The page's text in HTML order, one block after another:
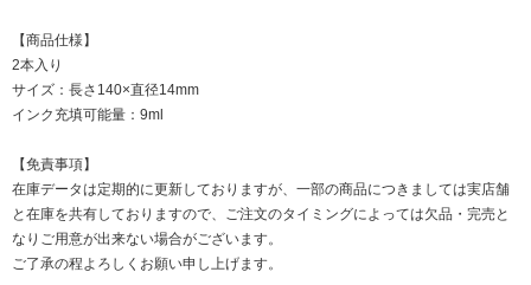
【商品仕様】
2本入り
サイズ：長さ140×直径14mm
インク充填可能量：9ml
【免責事項】
在庫データは定期的に更新しておりますが、一部の商品につきましては実店舗
と在庫を共有しておりますので、ご注文のタイミングによっては欠品・完売と
なりご用意が出来ない場合がございます。
ご了承の程よろしくお願い申し上げます。